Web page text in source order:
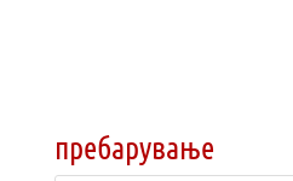
пребарување